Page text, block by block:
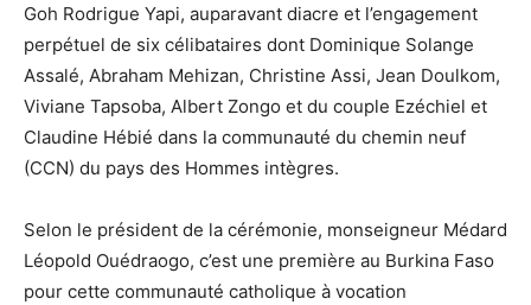
Goh Rodrigue Yapi, auparavant diacre et l’engagement
perpétuel de six célibataires dont Dominique Solange
Assalé, Abraham Mehizan, Christine Assi, Jean Doulkom,
Viviane Tapsoba, Albert Zongo et du couple Ezéchiel et
Claudine Hébié dans la communauté du chemin neuf
(CCN) du pays des Hommes intègres.
Selon le président de la cérémonie, monseigneur Médard
Léopold Ouédraogo, c’est une première au Burkina Faso
pour cette communauté catholique à vocation